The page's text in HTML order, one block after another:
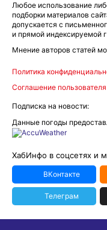
Любое использование
подборки материалов
допускается с
и прямой индексируемой
Мнение авторов статей
Политика
Соглашение пользователя
Подписка на новости:
Данные погоды
ХабИнфо в соцсетях и
ВКонтакте
Телеграм